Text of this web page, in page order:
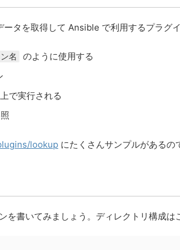
タを取得して Ansible で利用するプラグイ
名
のように使用する
で実行される
lookup にたくさんサンプルがあるの
書いてみましょう。ディレクトリ構成は